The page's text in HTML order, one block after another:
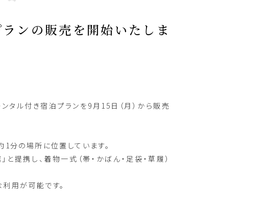
の販売を開始いたしま
ル付き宿泊プランを9月15日（月）から販売
の場所に位置しています。
携し、着物一式（帯・かばん・足袋・草履）
用が可能です。